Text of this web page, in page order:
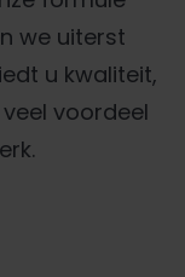
we uiterst
u kwaliteit,
voordeel